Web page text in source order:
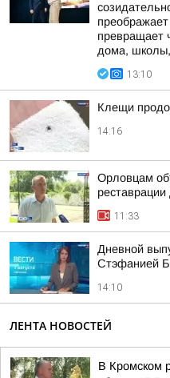
превращает
дома,
13:10
Клещи
14:16
Орловцам
11:33
Дневной
Стэфанией
14:10
ЛЕНТА НОВОСТЕЙ
В Кромском